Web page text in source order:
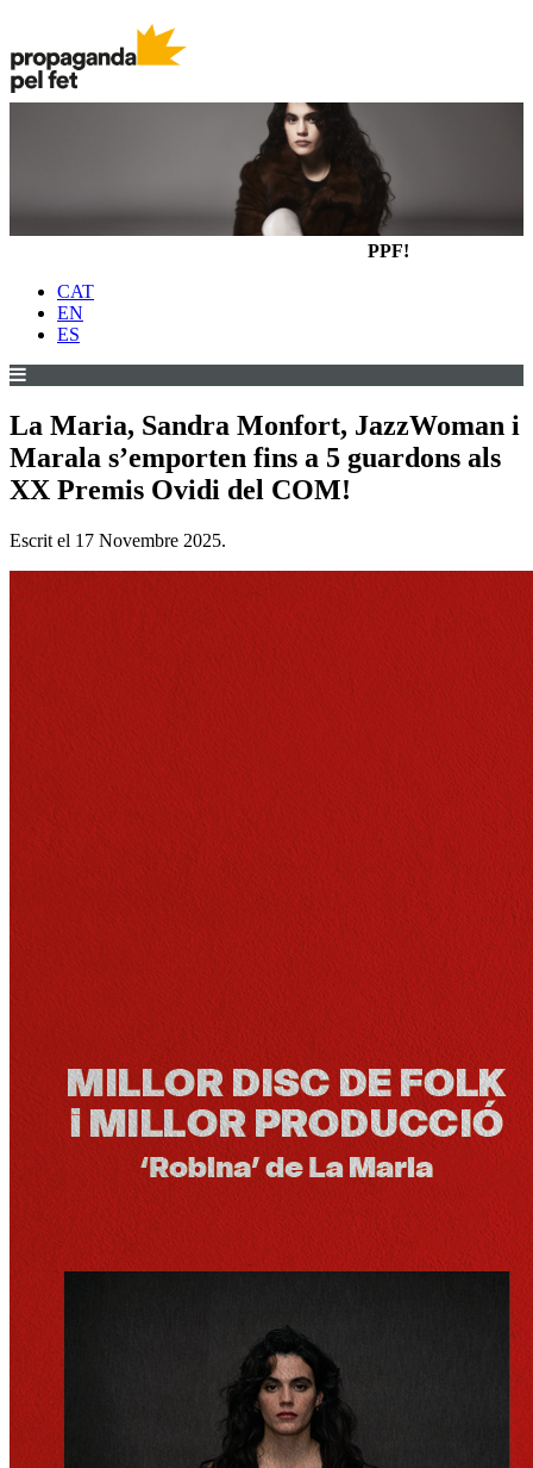
PPF!
CAT
EN
ES
La Maria, Sandra Monfort, JazzWoman i
Marala s’emporten fins a 5 guardons als
XX Premis Ovidi del COM!
Escrit el 17 Novembre 2025.